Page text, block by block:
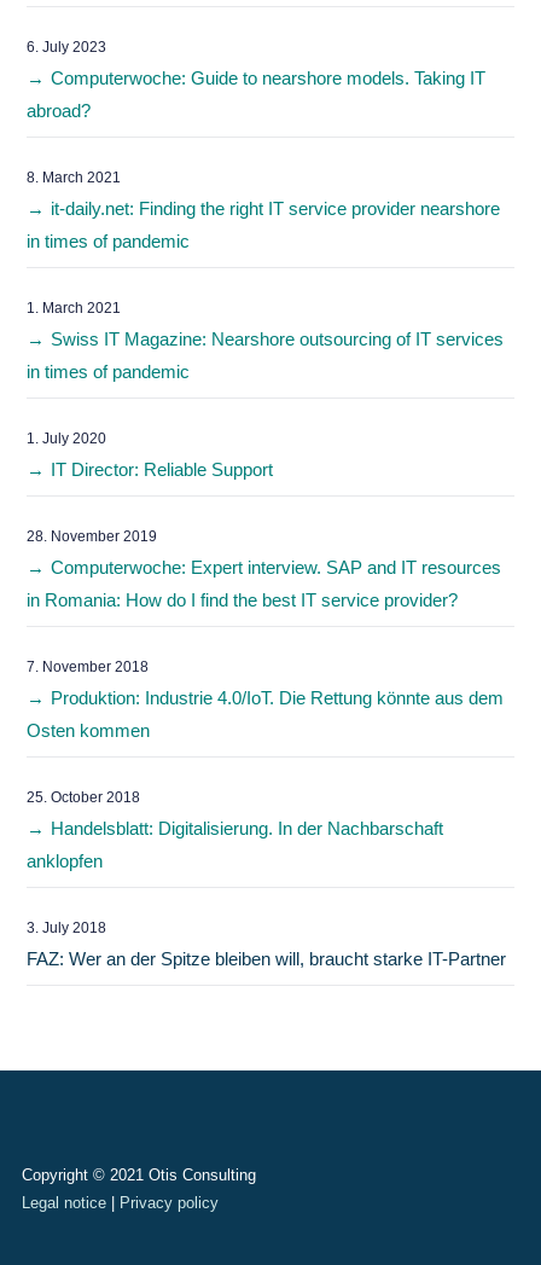
6. July 2023
Computerwoche: Guide to nearshore models. Taking IT
abroad?
8. March 2021
it-daily.net: Finding the right IT service provider nearshore
in times of pandemic
1. March 2021
Swiss IT Magazine: Nearshore outsourcing of IT services
in times of pandemic
1. July 2020
IT Director: Reliable Support
28. November 2019
Computerwoche: Expert interview. SAP and IT resources
in Romania: How do I find the best IT service provider?
7. November 2018
Produktion: Industrie 4.0/IoT. Die Rettung könnte aus dem
Osten kommen
25. October 2018
Handelsblatt: Digitalisierung. In der Nachbarschaft
anklopfen
3. July 2018
FAZ: Wer an der Spitze bleiben will, braucht starke IT-Partner
Copyright © 2021 Otis Consulting
Legal notice| Privacy policy